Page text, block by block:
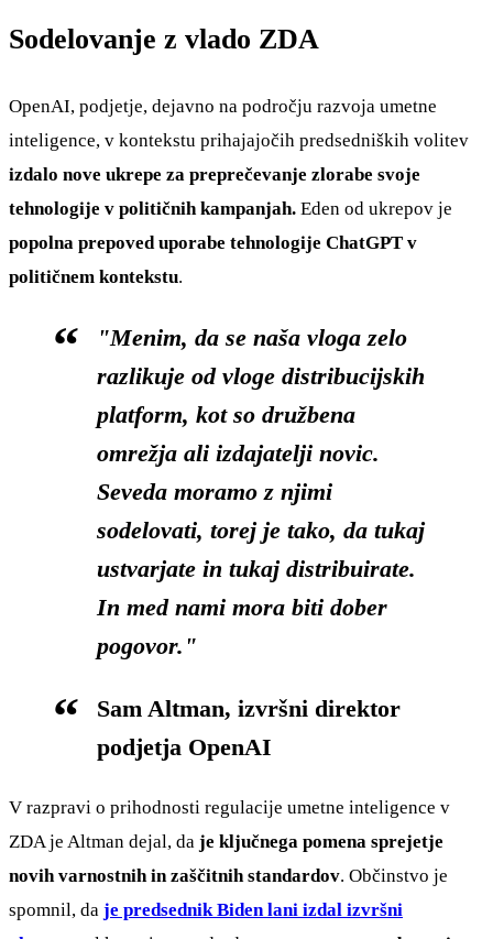
Sodelovanje z vlado ZDA
OpenAI, podjetje, dejavno na področju razvoja umetne
inteligence, v kontekstu prihajajočih predsedniških volitev
izdalo nove ukrepe za preprečevanje zlorabe svoje
tehnologije v političnih kampanjah. Eden od ukrepov je
popolna prepoved uporabe tehnologije ChatGPT v
političnem kontekstu.
"Menim, da se naša vloga zelo
razlikuje od vloge distribucijskih
platform, kot so družbena
omrežja ali izdajatelji novic.
Seveda moramo z njimi
sodelovati, torej je tako, da tukaj
ustvarjate in tukaj distribuirate.
In med nami mora biti dober
pogovor."
Sam Altman, izvršni direktor
podjetja OpenAI
V razpravi o prihodnosti regulacije umetne inteligence v
ZDA je Altman dejal, da je ključnega pomena sprejetje
novih varnostnih in zaščitnih standardov. Občinstvo je
spomnil, da je predsednik Biden lani izdal izvršni